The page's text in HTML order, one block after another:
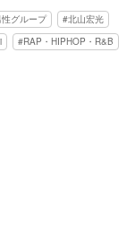
グループ
北山宏光
RAP・HIPHOP・R&B